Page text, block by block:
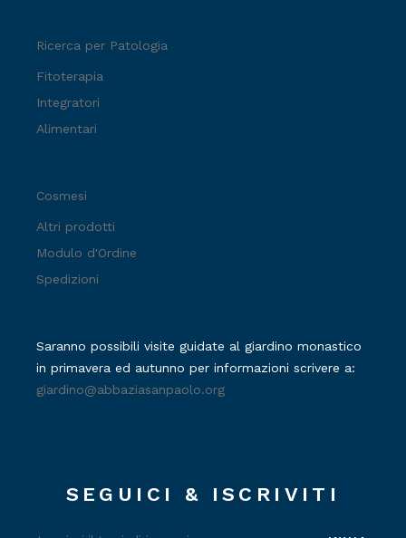
Ricerca per Patologia
Fitoterapia
Integratori
Alimentari
Cosmesi
Altri prodotti
Modulo d'Ordine
Spedizioni
Saranno possibili visite guidate al giardino monastico
in primavera ed autunno per informazioni scrivere a:
giardino@abbaziasanpaolo.org
SEGUICI & ISCRIVITI